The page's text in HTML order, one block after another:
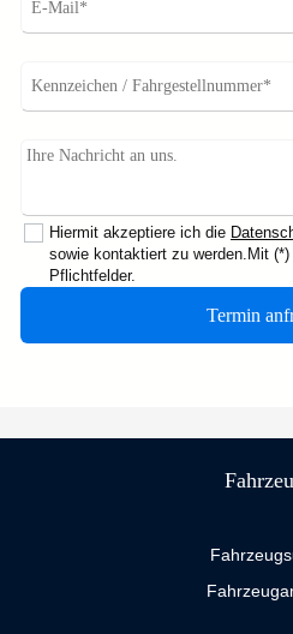
Hiermit akzeptiere ich die
sowie kontaktiert zu werden.Mit
Pflichtfelder.
Termin